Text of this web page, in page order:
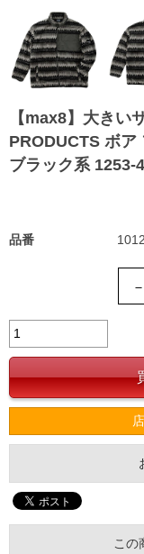
【max8】大きい
PRODUCTS ボア
ブラック系
品番
この